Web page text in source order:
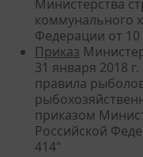
Министерства
коммунального
Федерации от
Приказ
31 января 2018
правила
приказом
Российской
414"